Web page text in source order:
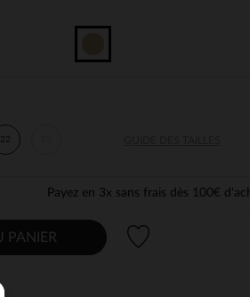
22
Payez en 3x sans frais dès 100€
PANIER